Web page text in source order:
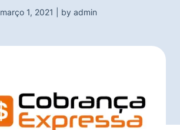
março 1, 2021 | by admin